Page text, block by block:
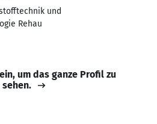
und
Rehau
um das ganze Profil zu
sehen.